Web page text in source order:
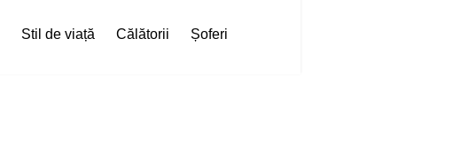
Stil de viață Călătorii
Șoferi